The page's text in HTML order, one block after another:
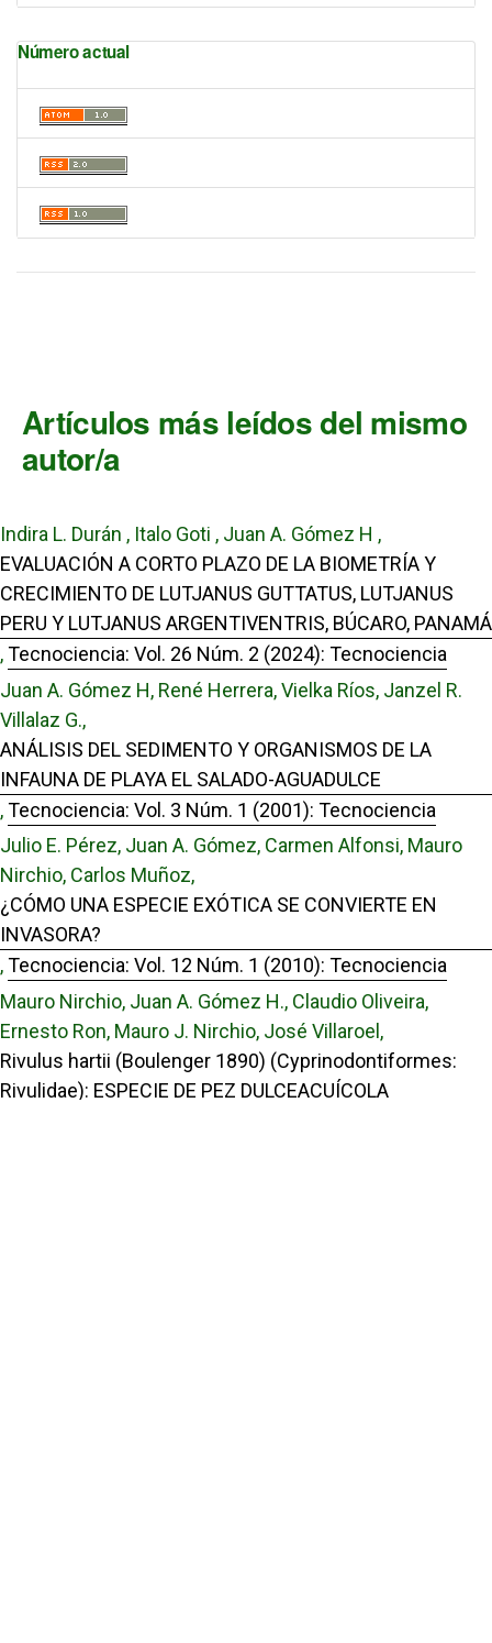
Número actual
Artículos más leídos del mismo
autor/a
Indira L. Durán , Italo Goti , Juan A. Gómez H ,
EVALUACIÓN A CORTO PLAZO DE LA BIOMETRÍA Y
CRECIMIENTO DE LUTJANUS GUTTATUS, LUTJANUS
PERU Y LUTJANUS ARGENTIVENTRIS, BÚCARO, PANAMÁ
,Tecnociencia: Vol. 26 Núm. 2 (2024): Tecnociencia
Juan A. Gómez H, René Herrera, Vielka Ríos, Janzel R.
Villalaz G.,
ANÁLISIS DEL SEDIMENTO Y ORGANISMOS DE LA
INFAUNA DE PLAYA EL SALADO-AGUADULCE
,Tecnociencia: Vol. 3 Núm. 1 (2001): Tecnociencia
Julio E. Pérez, Juan A. Gómez, Carmen Alfonsi, Mauro
Nirchio, Carlos Muñoz,
¿CÓMO UNA ESPECIE EXÓTICA SE CONVIERTE EN
INVASORA?
,Tecnociencia: Vol. 12 Núm. 1 (2010): Tecnociencia
Mauro Nirchio, Juan A. Gómez H., Claudio Oliveira,
Ernesto Ron, Mauro J. Nirchio, José Villaroel,
Rivulus hartii (Boulenger 1890) (Cyprinodontiformes:
Rivulidae): ESPECIE DE PEZ DULCEACUÍCOLA